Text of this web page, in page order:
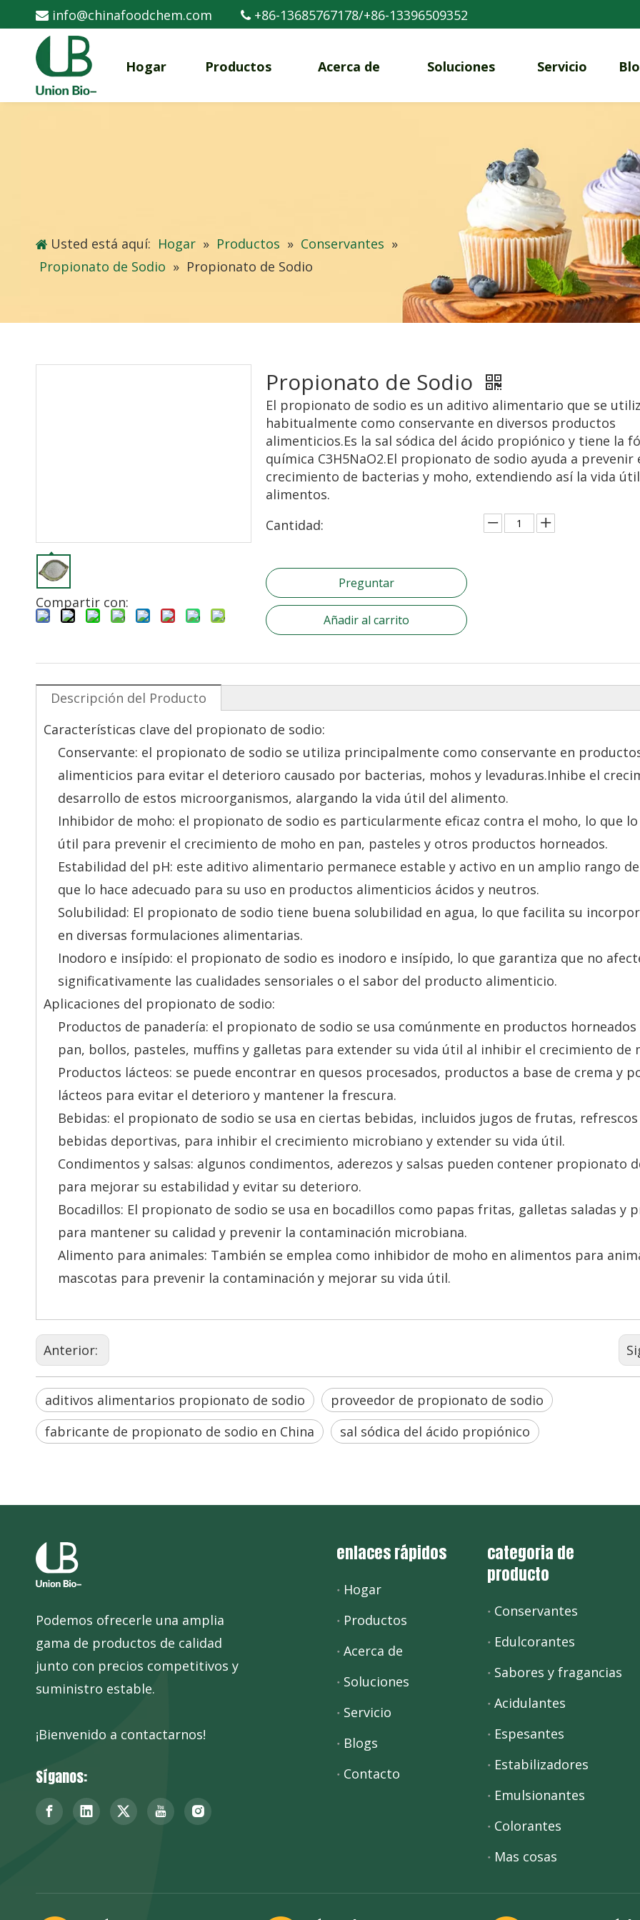
 info@chinafoodchem.com  +86-13685767178/+86-13396509352
Hogar Productos Acerca de Soluciones Servicio
Usted está aquí: Hogar » Productos » Conservantes »
Propionato de Sodio » Propionato de Sodio
Compartir con:
Propionato de Sodio
El propionato de sodio es un aditivo alimentario que se
habitualmente como conservante en diversos productos
alimenticios.Es la sal sódica del ácido propiónico y tiene la
química C3H5NaO2.El propionato de sodio ayuda a prevenir
crecimiento de bacterias y moho, extendiendo así la vida
alimentos.
Cantidad:
Preguntar
Añadir al carrito
Descripción del Producto
Características clave del propionato de sodio:
Conservante: el propionato de sodio se utiliza principalmente como conservante en
alimenticios para evitar el deterioro causado por bacterias, mohos y levaduras.Inhibe el
desarrollo de estos microorganismos, alargando la vida útil del alimento.
Inhibidor de moho: el propionato de sodio es particularmente eficaz contra el moho, lo que lo
útil para prevenir el crecimiento de moho en pan, pasteles y otros productos horneados.
Estabilidad del pH: este aditivo alimentario permanece estable y activo en un amplio rango
que lo hace adecuado para su uso en productos alimenticios ácidos y neutros.
Solubilidad: El propionato de sodio tiene buena solubilidad en agua, lo que facilita su
en diversas formulaciones alimentarias.
Inodoro e insípido: el propionato de sodio es inodoro e insípido, lo que garantiza que no
significativamente las cualidades sensoriales o el sabor del producto alimenticio.
Aplicaciones del propionato de sodio:
Productos de panadería: el propionato de sodio se usa comúnmente en productos horneados
pan, bollos, pasteles, muffins y galletas para extender su vida útil al inhibir el crecimiento de
Productos lácteos: se puede encontrar en quesos procesados, productos a base de crema y
lácteos para evitar el deterioro y mantener la frescura.
Bebidas: el propionato de sodio se usa en ciertas bebidas, incluidos jugos de frutas,
bebidas deportivas, para inhibir el crecimiento microbiano y extender su vida útil.
Condimentos y salsas: algunos condimentos, aderezos y salsas pueden contener propionato
para mejorar su estabilidad y evitar su deterioro.
Bocadillos: El propionato de sodio se usa en bocadillos como papas fritas, galletas saladas y
para mantener su calidad y prevenir la contaminación microbiana.
Alimento para animales: También se emplea como inhibidor de moho en alimentos para
mascotas para prevenir la contaminación y mejorar su vida útil.
Anterior:
aditivos alimentarios propionato de sodio
proveedor de propionato de sodio
fabricante de propionato de sodio en China
sal sódica del ácido propiónico
Podemos ofrecerle una amplia
gama de productos de calidad
junto con precios competitivos y
suministro estable.
¡Bienvenido a contactarnos!
Síganos:
enlaces rápidos
Hogar
Productos
Acerca de
Soluciones
Servicio
Blogs
Contacto
categoria de
producto
Conservantes
Edulcorantes
Sabores y fragancias
Acidulantes
Espesantes
Estabilizadores
Emulsionantes
Colorantes
Mas cosas